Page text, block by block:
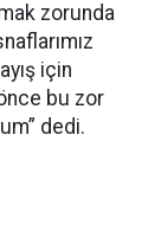
zorunda
için
bu zor
dedi.